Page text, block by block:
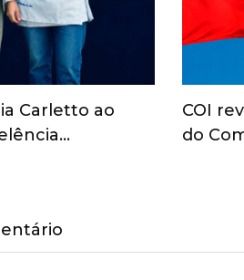
Carletto ao
COI
do